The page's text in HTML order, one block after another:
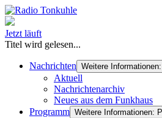
Jetzt läuft
Titel wird gelesen...
Nachrichten Weitere
Aktuell
Nachrichtenarchiv
Neues aus dem Funkhaus
Programm Weitere Informationen: